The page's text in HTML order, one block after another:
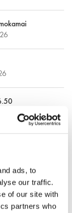
ads, to
our traffic.
of our site with
partners who
per vieną